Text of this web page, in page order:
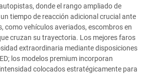
donde el rango ampliado de
tiempo de reacción adicional crucial ante
como vehículos averiados, escombros en
cruzan su trayectoria. Los mejores faros
extraordinaria mediante disposiciones
los modelos premium incorporan
colocados estratégicamente para